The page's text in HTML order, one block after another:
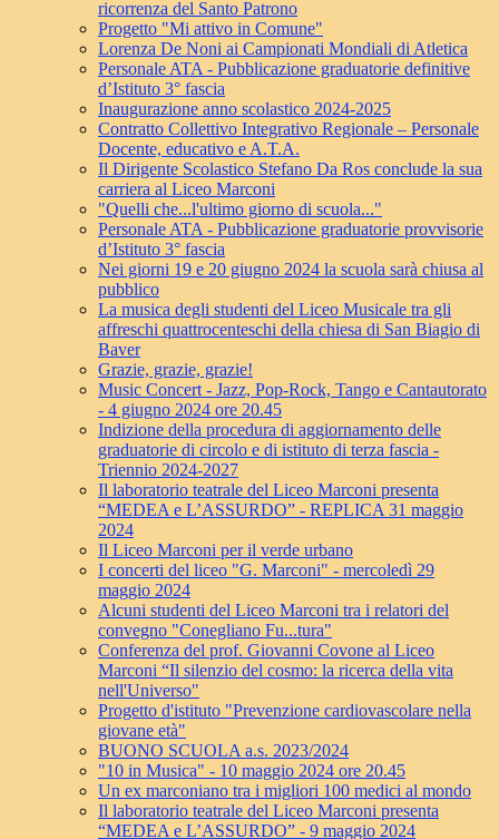
ricorrenza del Santo Patrono
Progetto "Mi attivo in Comune"
Lorenza De Noni ai Campionati Mondiali di Atletica
Personale ATA - Pubblicazione graduatorie definitive
d’Istituto 3° fascia
Inaugurazione anno scolastico 2024-2025
Contratto Collettivo Integrativo Regionale – Personale
Docente, educativo e A.T.A.
Il Dirigente Scolastico Stefano Da Ros conclude la sua
carriera al Liceo Marconi
"Quelli che...l'ultimo giorno di scuola..."
Personale ATA - Pubblicazione graduatorie provvisorie
d’Istituto 3° fascia
Nei giorni 19 e 20 giugno 2024 la scuola sarà chiusa al
pubblico
La musica degli studenti del Liceo Musicale tra gli
affreschi quattrocenteschi della chiesa di San Biagio di
Baver
Grazie, grazie, grazie!
Music Concert - Jazz, Pop-Rock, Tango e Cantautorato
- 4 giugno 2024 ore 20.45
Indizione della procedura di aggiornamento delle
graduatorie di circolo e di istituto di terza fascia -
Triennio 2024-2027
Il laboratorio teatrale del Liceo Marconi presenta
“MEDEA e L’ASSURDO” - REPLICA 31 maggio
2024
Il Liceo Marconi per il verde urbano
I concerti del liceo "G. Marconi" - mercoledì 29
maggio 2024
Alcuni studenti del Liceo Marconi tra i relatori del
convegno "Conegliano Fu...tura"
Conferenza del prof. Giovanni Covone al Liceo
Marconi “Il silenzio del cosmo: la ricerca della vita
nell'Universo"
Progetto d'istituto "Prevenzione cardiovascolare nella
giovane età"
BUONO SCUOLA a.s. 2023/2024
"10 in Musica" - 10 maggio 2024 ore 20.45
Un ex marconiano tra i migliori 100 medici al mondo
Il laboratorio teatrale del Liceo Marconi presenta
“MEDEA e L’ASSURDO” - 9 maggio 2024